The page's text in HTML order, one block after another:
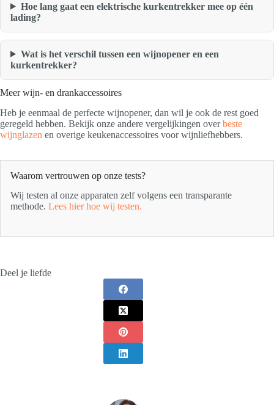
Hoe lang gaat een elektrische kurkentrekker mee op één
lading?
Wat is het verschil tussen een wijnopener en een
kurkentrekker?
Meer wijn- en drankaccessoires
Heb je eenmaal de perfecte wijnopener, dan wil je ook de rest goed
geregeld hebben. Bekijk onze andere vergelijkingen overbeste
wijnglazen en overige keukenaccessoires voor wijnliefhebbers.
Waarom vertrouwen op onze tests?
Wij testen al onze apparaten zelf volgens een transparante
methode. Lees hier hoe wij testen.
Deel je liefde